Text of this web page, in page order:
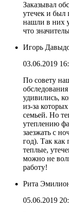
Заказывал
утечек и был
нашли в них
что
Игорь
03.06.2019
По совету
удивились,
из-за
семьей. Но
утеплению
заезжать с
год). Так как
теплые,
можно не
работу!
Рита
05.06.2019